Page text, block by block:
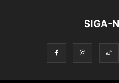
SIGA-